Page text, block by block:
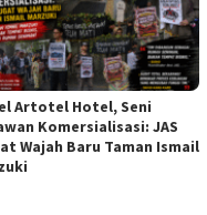
Artotel Hotel, Seni
Komersialisasi: JAS
Wajah Baru Taman Ismail